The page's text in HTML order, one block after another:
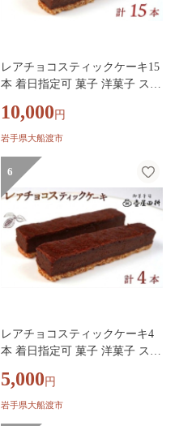
レアチョコスティックケーキ15
本 着日指定可 菓子 洋菓子 スイ
贈答 のし プレゼント ギフト 和
菓子 和菓子屋 壷屋田耕 三陸 岩
10,000 円
岩手県大船渡市
6
レアチョコスティックケーキ4
本 着日指定可 菓子 洋菓子 スイ
贈答 のし プレゼント ギフト 和
菓子 和菓子屋 壷屋田耕 三陸 岩
5,000 円
岩手県大船渡市